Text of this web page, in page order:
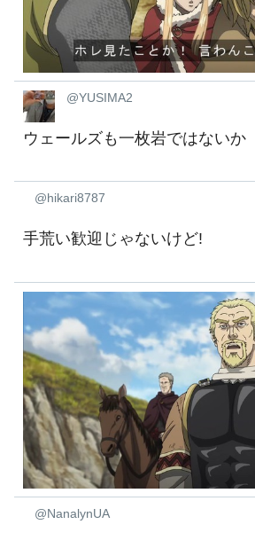
@YUSIMA2
ウェールズも一枚岩ではないか
@hikari8787
手荒い歓迎じゃないけど!
@NanalynUA